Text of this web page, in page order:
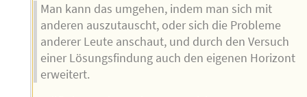
Man kann das umgehen, indem man sich mit
anderen auszutauscht, oder sich die Probleme
anderer Leute anschaut, und durch den Versuch
einer Lösungsfindung auch den eigenen Horizont
erweitert.